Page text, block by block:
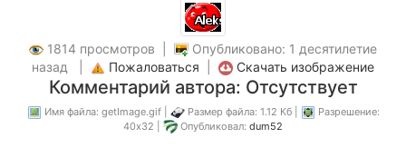
1814 просмотров |
Опубликовано: 1 десятилетие
назад |
Пожаловаться Скачать изображение
Комментарий автора: Отсутствует
Имя файла: getImage.gif | Размер файла: 1.12 Кб |
Разрешение:
40x32 |
Опубликовал: dum52